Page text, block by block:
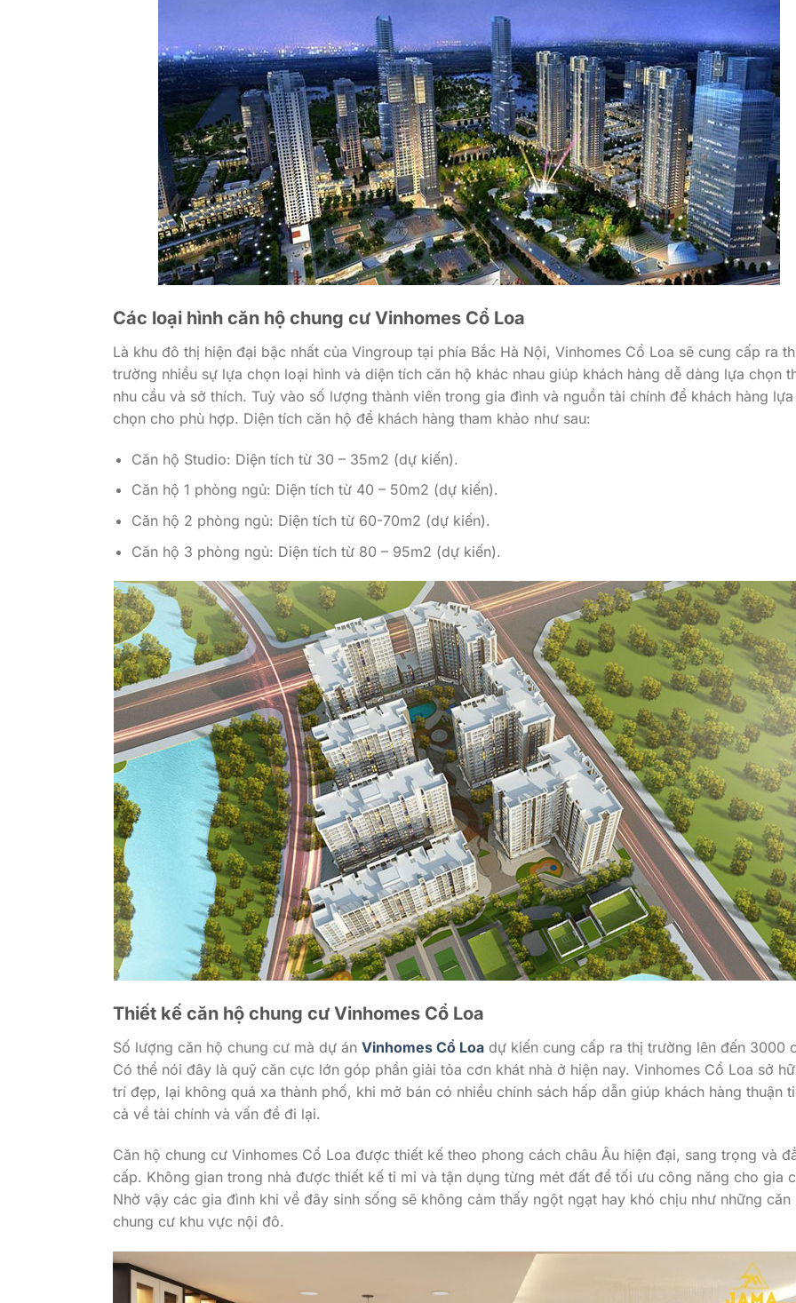
Các loại hình căn hộ chung cư Vinhomes Cổ Loa
Là khu đô thị hiện đại bậc nhất của Vingroup tại phía Bắc Hà Nội, Vinhomes Cổ Loa sẽ cung cấp ra
trường nhiều sự lựa chọn loại hình và diện tích căn hộ khác nhau giúp khách hàng dễ dàng lựa chọn
nhu cầu và sở thích. Tuỳ vào số lượng thành viên trong gia đình và nguồn tài chính để khách hàng lựa
chọn cho phù hợp. Diện tích căn hộ để khách hàng tham khảo như sau:
Căn hộ Studio: Diện tích từ 30 – 35m2 (dự kiến).
Căn hộ 1 phòng ngủ: Diện tích từ 40 – 50m2 (dự kiến).
Căn hộ 2 phòng ngủ: Diện tích từ 60-70m2 (dự kiến).
Căn hộ 3 phòng ngủ: Diện tích từ 80 – 95m2 (dự kiến).
Thiết kế căn hộ chung cư Vinhomes Cổ Loa
Số lượng căn hộ chung cư mà dự án Vinhomes Cổ Loa dự kiến cung cấp ra thị trường lên đến 3000
Có thể nói đây là quỹ căn cực lớn góp phần giải tỏa cơn khát nhà ở hiện nay. Vinhomes Cổ Loa sở
trí đẹp, lại không quá xa thành phố, khi mở bán có nhiều chính sách hấp dẫn giúp khách hàng thuận
cả về tài chính và vấn đề đi lại.
Căn hộ chung cư Vinhomes Cổ Loa được thiết kế theo phong cách châu Âu hiện đại, sang trọng và
cấp. Không gian trong nhà được thiết kế tỉ mỉ và tận dụng từng mét đất để tối ưu công năng cho gia
Nhờ vậy các gia đình khi về đây sinh sống sẽ không cảm thấy ngột ngạt hay khó chịu như những căn
chung cư khu vực nội đô.